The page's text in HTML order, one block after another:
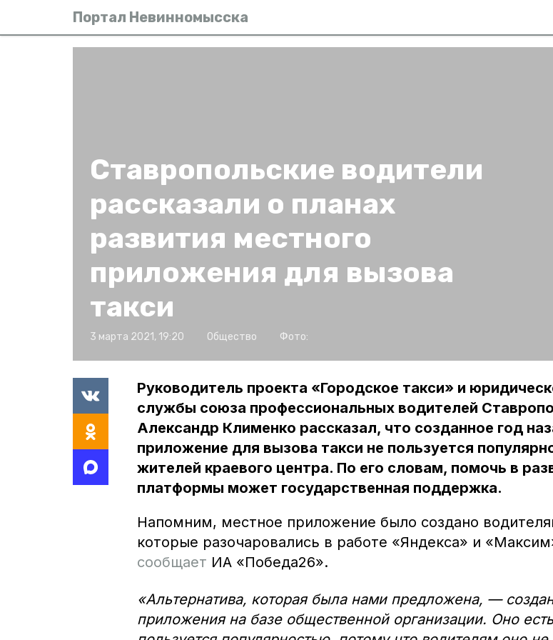
Портал Невинномысска
Ставропольские водители
рассказали о планах
развития местного
приложения для вызова
такси
3 марта 2021, 19:20 Общество Фото:
Руководитель проекта «Городское такси» и
службы союза профессиональных водителей
Александр Клименко рассказал, что созданное год
приложение для вызова такси не пользуется
жителей краевого центра. По его словам, помочь в
платформы может государственная поддержка.
Напомним, местное приложение было создано
которые разочаровались в работе «Яндекса» и
сообщает ИА «Победа26».
«Альтернатива, которая была нами предложена, —
приложения на базе общественной организации. Оно